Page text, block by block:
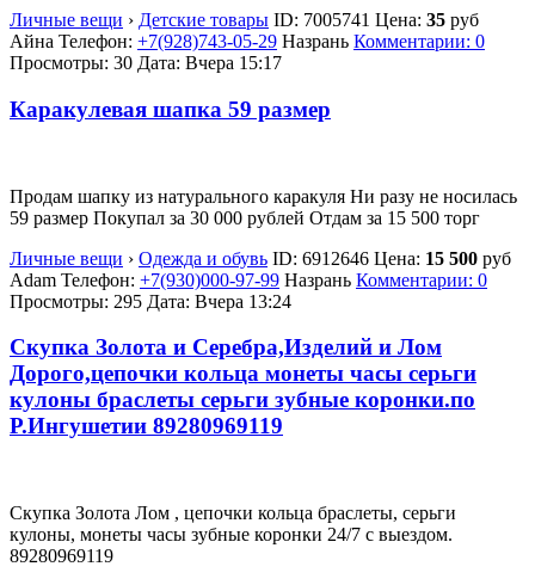
Личные вещи › Детские товары ID: 7005741 Цена: 35 руб
Айна Телефон: +7(928)743-05-29 Назрань Комментарии: 0
Просмотры: 30 Дата: Вчера 15:17
Каракулевая шапка 59 размер
Продам шапку из натурального каракуля Ни разу не носилась
59 размер Покупал за 30 000 рублей Отдам за 15 500 торг
Личные вещи › Одежда и обувь ID: 6912646 Цена: 15 500 руб
Adam Телефон: +7(930)000-97-99 Назрань Комментарии: 0
Просмотры: 295 Дата: Вчера 13:24
Скупка Золота и Серебра,Изделий и Лом
Дорого,цепочки кольца монеты часы серьги
кулоны браслеты серьги зубные коронки.по
Р.Ингушетии 89280969119
Скупка Золота Лом , цепочки кольца браслеты, серьги
кулоны, монеты часы зубные коронки 24/7 с выездом.
89280969119